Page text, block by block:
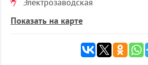
Показать на карте